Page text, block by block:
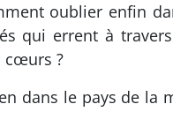
oublier enfin
qui errent à
cœurs ?
dans le pays de la